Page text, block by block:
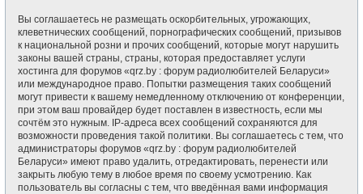
Вы соглашаетесь не размещать оскорбительных, угрожающих,
клеветнических сообщений, порнографических сообщений, призывов
к национальной розни и прочих сообщений, которые могут нарушить
законы вашей страны, страны, которая предоставляет услуги
хостинга для форумов «qrz.by : форум радиолюбителей Беларуси»
или международное право. Попытки размещения таких сообщений
могут привести к вашему немедленному отключению от конференции,
при этом ваш провайдер будет поставлен в известность, если мы
сочтём это нужным. IP-адреса всех сообщений сохраняются для
возможности проведения такой политики. Вы соглашаетесь с тем, что
администраторы форумов «qrz.by : форум радиолюбителей
Беларуси» имеют право удалить, отредактировать, перенести или
закрыть любую тему в любое время по своему усмотрению. Как
пользователь вы согласны с тем, что введённая вами информация